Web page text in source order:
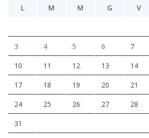
L
M M G V
3 4 5 6 7
10 11 12 13 14
17 18 19 20 21
24 25 26 27 28
31